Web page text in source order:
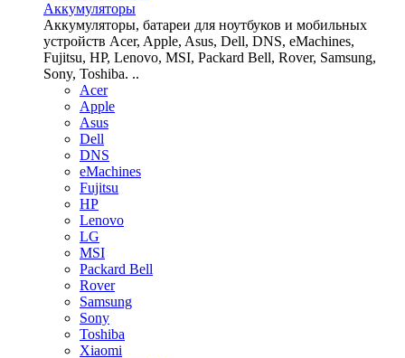
Аккумуляторы
Аккумуляторы, батареи для ноутбуков и мобильных
устройств Acer, Apple, Asus, Dell, DNS, eMachines,
Fujitsu, HP, Lenovo, MSI, Packard Bell, Rover, Samsung,
Sony, Toshiba. ..
Acer
Apple
Asus
Dell
DNS
eMachines
Fujitsu
HP
Lenovo
LG
MSI
Packard Bell
Rover
Samsung
Sony
Toshiba
Xiaomi